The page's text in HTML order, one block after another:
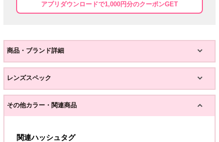
アプリダウンロードで1,000円分のクーポンGET
商品・ブランド詳細
レンズスペック
その他カラー・関連商品
関連ハッシュタグ